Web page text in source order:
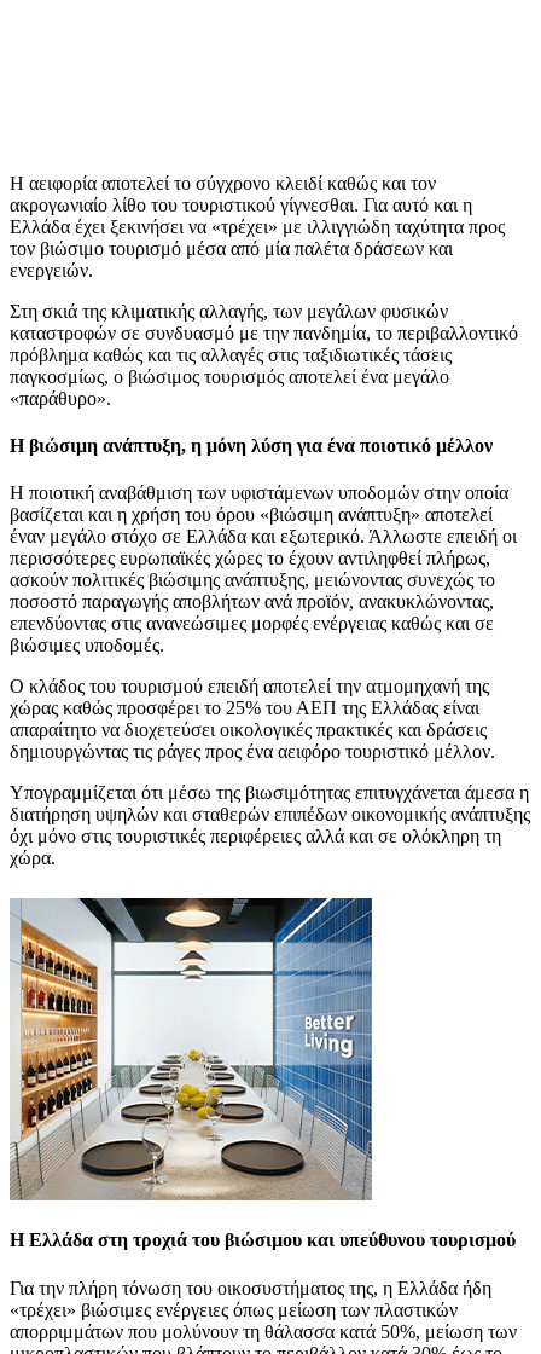
Η αειφορία αποτελεί το σύγχρονο κλειδί καθώς και τον
ακρογωνιαίο λίθο του τουριστικού γίγνεσθαι. Για αυτό και η
Ελλάδα έχει ξεκινήσει να «τρέχει» με ιλλιγγιώδη ταχύτητα προς
τον βιώσιμο τουρισμό μέσα από μία παλέτα δράσεων και
ενεργειών.
Στη σκιά της κλιματικής αλλαγής, των μεγάλων φυσικών
καταστροφών σε συνδυασμό με την πανδημία, το περιβαλλοντικό
πρόβλημα καθώς και τις αλλαγές στις ταξιδιωτικές τάσεις
παγκοσμίως, ο βιώσιμος τουρισμός αποτελεί ένα μεγάλο
«παράθυρο».
Η βιώσιμη ανάπτυξη, η μόνη λύση για ένα ποιοτικό μέλλον
Η ποιοτική αναβάθμιση των υφιστάμενων υποδομών στην οποία
βασίζεται και η χρήση του όρου «βιώσιμη ανάπτυξη» αποτελεί
έναν μεγάλο στόχο σε Ελλάδα και εξωτερικό. Άλλωστε επειδή οι
περισσότερες ευρωπαϊκές χώρες το έχουν αντιληφθεί πλήρως,
ασκούν πολιτικές βιώσιμης ανάπτυξης, μειώνοντας συνεχώς το
ποσοστό παραγωγής αποβλήτων ανά προϊόν, ανακυκλώνοντας,
επενδύοντας στις ανανεώσιμες μορφές ενέργειας καθώς και σε
βιώσιμες υποδομές.
Ο κλάδος του τουρισμού επειδή αποτελεί την ατμομηχανή της
χώρας καθώς προσφέρει το 25% του ΑΕΠ της Ελλάδας είναι
απαραίτητο να διοχετεύσει οικολογικές πρακτικές και δράσεις
δημιουργώντας τις ράγες προς ένα αειφόρο τουριστικό μέλλον.
Υπογραμμίζεται ότι μέσω της βιωσιμότητας επιτυγχάνεται άμεσα η
διατήρηση υψηλών και σταθερών επιπέδων οικονομικής ανάπτυξης
όχι μόνο στις τουριστικές περιφέρειες αλλά και σε ολόκληρη τη
χώρα.
Η Ελλάδα στη τροχιά του βιώσιμου και υπεύθυνου τουρισμού
Για την πλήρη τόνωση του οικοσυστήματος της, η Ελλάδα ήδη
«τρέχει» βιώσιμες ενέργειες όπως μείωση των πλαστικών
απορριμμάτων που μολύνουν τη θάλασσα κατά 50%, μείωση των